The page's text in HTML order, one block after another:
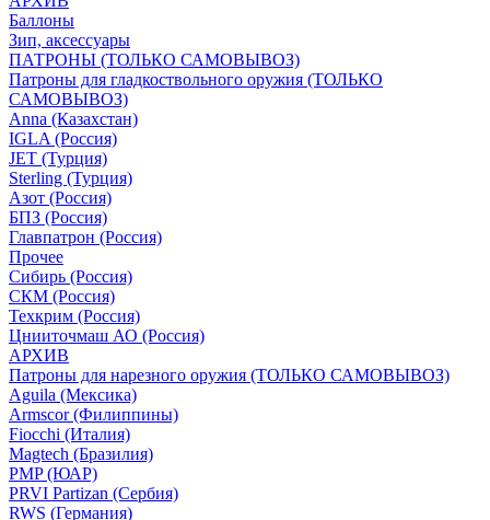
Баллоны
Зип, аксессуары
ПАТРОНЫ (ТОЛЬКО САМОВЫВОЗ)
Патроны для гладкоствольного оружия (ТОЛЬКО
САМОВЫВОЗ)
Anna (Казахстан)
IGLA (Россия)
JET (Турция)
Sterling (Турция)
Азот (Россия)
БПЗ (Россия)
Главпатрон (Россия)
Прочее
Сибирь (Россия)
СКМ (Россия)
Техкрим (Россия)
Цнииточмаш АО (Россия)
АРХИВ
Патроны для нарезного оружия (ТОЛЬКО САМОВЫВОЗ)
Aguila (Мексика)
Armscor (Филиппины)
Fiocchi (Италия)
Magtech (Бразилия)
PMP (ЮАР)
PRVI Partizan (Сербия)
RWS (Германия)